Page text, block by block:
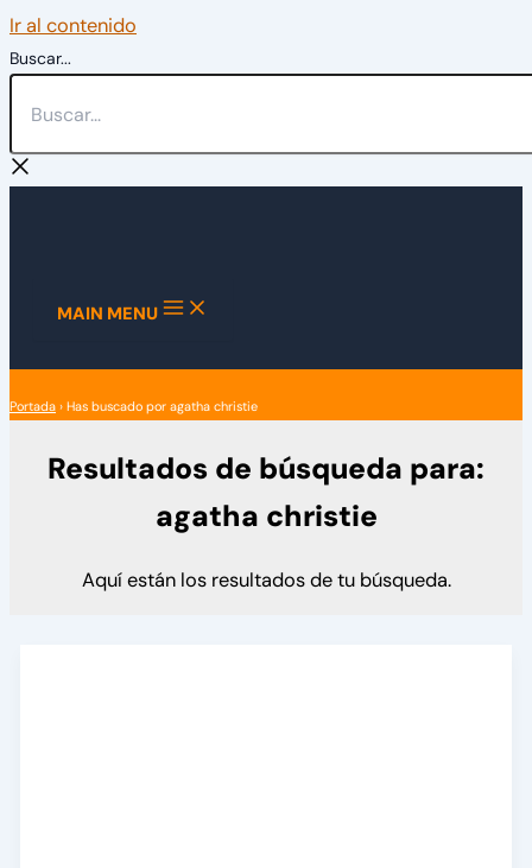
Ir al contenido
Buscar...
MAIN MENU
Portada › Has buscado por agatha christie
Resultados de búsqueda para:
agatha christie
Aquí están los resultados de tu búsqueda.